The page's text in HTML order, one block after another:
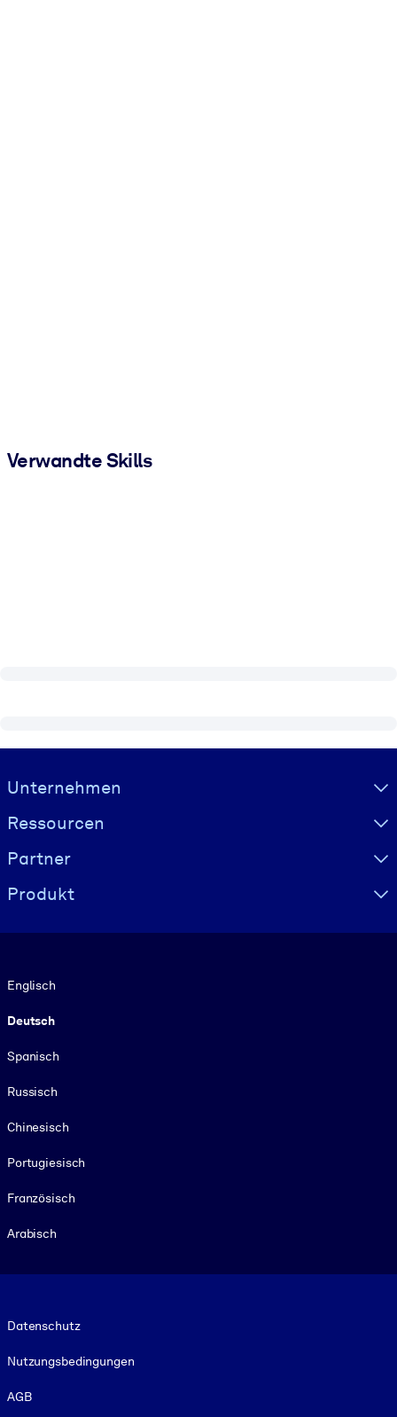
Verwandte Skills
Visually hidden Text
Unternehmen
Ressourcen
Partner
Produkt
Englisch
Deutsch
Spanisch
Russisch
Chinesisch
Portugiesisch
Französisch
Arabisch
Datenschutz
Nutzungsbedingungen
AGB